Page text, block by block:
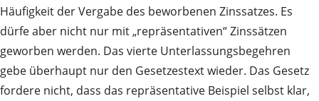
Häufigkeit der Vergabe des beworbenen Zinssatzes. Es
dürfe aber nicht nur mit „repräsentativen“ Zinssätzen
geworben werden. Das vierte Unterlassungsbegehren
gebe überhaupt nur den Gesetzestext wieder. Das Gesetz
fordere nicht, dass das repräsentative Beispiel selbst klar,